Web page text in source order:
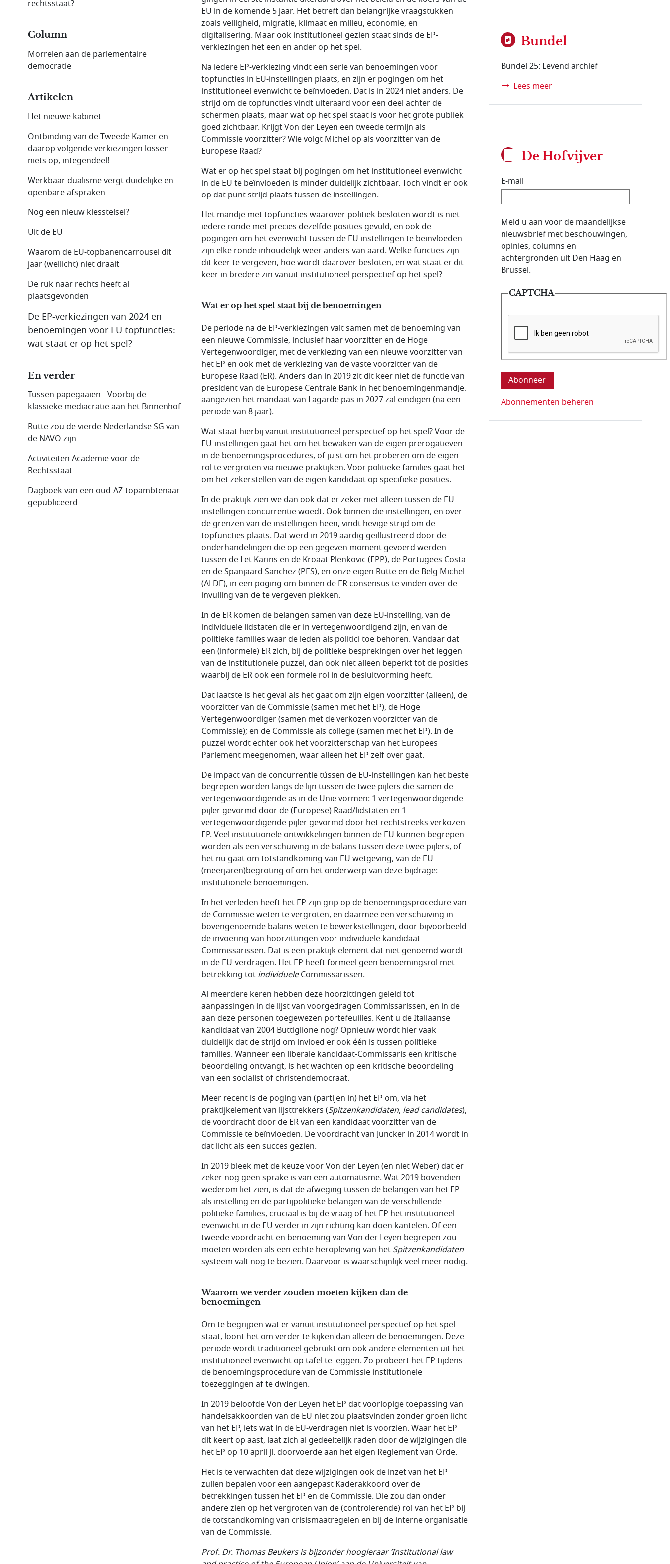
EU in de komende 5 jaar. Het betreft dan belangrijke vraagstukken
zoals veiligheid, migratie, klimaat en milieu, economie, en
digitalisering. Maar ook institutioneel gezien staat sinds de EP-
verkiezingen het een en ander op het spel.
Na iedere EP-verkiezing vindt een serie van benoemingen voor
topfuncties in EU-instellingen plaats, en zijn er pogingen om het
institutioneel evenwicht te beïnvloeden. Dat is in 2024 niet anders. De
strijd om de topfuncties vindt uiteraard voor een deel achter de
schermen plaats, maar wat op het spel staat is voor het grote publiek
goed zichtbaar. Krijgt Von der Leyen een tweede termijn als
Commissie voorzitter? Wie volgt Michel op als voorzitter van de
Europese Raad?
Wat er op het spel staat bij pogingen om het institutioneel evenwicht
in de EU te beïnvloeden is minder duidelijk zichtbaar. Toch vindt er ook
op dat punt strijd plaats tussen de instellingen.
Het mandje met topfuncties waarover politiek besloten wordt is niet
iedere ronde met precies dezelfde posities gevuld, en ook de
pogingen om het evenwicht tussen de EU instellingen te beïnvloeden
zijn elke ronde inhoudelijk weer anders van aard. Welke functies zijn
dit keer te vergeven, hoe wordt daarover besloten, en wat staat er dit
keer in bredere zin vanuit institutioneel perspectief op het spel?
Wat er op het spel staat bij de benoemingen
De periode na de EP-verkiezingen valt samen met de benoeming van
een nieuwe Commissie, inclusief haar voorzitter en de Hoge
Vertegenwoordiger, met de verkiezing van een nieuwe voorzitter van
het EP en ook met de verkiezing van de vaste voorzitter van de
Europese Raad (ER). Anders dan in 2019 zit dit keer niet de functie van
president van de Europese Centrale Bank in het benoemingenmandje,
aangezien het mandaat van Lagarde pas in 2027 zal eindigen (na een
periode van 8 jaar).
Wat staat hierbij vanuit institutioneel perspectief op het spel? Voor de
EU-instellingen gaat het om het bewaken van de eigen prerogatieven
in de benoemingsprocedures, of juist om het proberen om de eigen
rol te vergroten via nieuwe praktijken. Voor politieke families gaat het
om het zekerstellen van de eigen kandidaat op specifieke posities.
In de praktijk zien we dan ook dat er zeker niet alleen tussen de EU-
instellingen concurrentie woedt. Ook binnen die instellingen, en over
de grenzen van de instellingen heen, vindt hevige strijd om de
topfuncties plaats. Dat werd in 2019 aardig geïllustreerd door de
onderhandelingen die op een gegeven moment gevoerd werden
tussen de Let Karins en de Kroaat Plenkovic (EPP), de Portugees Costa
en de Spanjaard Sanchez (PES), en onze eigen Rutte en de Belg Michel
(ALDE), in een poging om binnen de ER consensus te vinden over de
invulling van de te vergeven plekken.
In de ER komen de belangen samen van deze EU-instelling, van de
individuele lidstaten die er in vertegenwoordigend zijn, en van de
politieke families waar de leden als politici toe behoren. Vandaar dat
een (informele) ER zich, bij de politieke besprekingen over het leggen
van de institutionele puzzel, dan ook niet alleen beperkt tot de posities
waarbij de ER ook een formele rol in de besluitvorming heeft.
Dat laatste is het geval als het gaat om zijn eigen voorzitter (alleen), de
voorzitter van de Commissie (samen met het EP), de Hoge
Vertegenwoordiger (samen met de verkozen voorzitter van de
Commissie); en de Commissie als college (samen met het EP). In de
puzzel wordt echter ook het voorzitterschap van het Europees
Parlement meegenomen, waar alleen het EP zelf over gaat.
De impact van de concurrentie tússen de EU-instellingen kan het beste
begrepen worden langs de lijn tussen de twee pijlers die samen de
vertegenwoordigende as in de Unie vormen: 1 vertegenwoordigende
pijler gevormd door de (Europese) Raad/lidstaten en 1
vertegenwoordigende pijler gevormd door het rechtstreeks verkozen
EP. Veel institutionele ontwikkelingen binnen de EU kunnen begrepen
worden als een verschuiving in de balans tussen deze twee pijlers, of
het nu gaat om totstandkoming van EU wetgeving, van de EU
(meerjaren)begroting of om het onderwerp van deze bijdrage:
institutionele benoemingen.
In het verleden heeft het EP zijn grip op de benoemingsprocedure van
de Commissie weten te vergroten, en daarmee een verschuiving in
bovengenoemde balans weten te bewerkstellingen, door bijvoorbeeld
de invoering van hoorzittingen voor individuele kandidaat-
Commissarissen. Dat is een praktijk element dat niet genoemd wordt
in de EU-verdragen. Het EP heeft formeel geen benoemingsrol met
betrekking tot individueleCommissarissen.
Al meerdere keren hebben deze hoorzittingen geleid tot
aanpassingen in de lijst van voorgedragen Commissarissen, en in de
aan deze personen toegewezen portefeuilles. Kent u de Italiaanse
kandidaat van 2004 Buttiglione nog? Opnieuw wordt hier vaak
duidelijk dat de strijd om invloed er ook één is tussen politieke
families. Wanneer een liberale kandidaat-Commissaris een kritische
beoordeling ontvangt, is het wachten op een kritische beoordeling
van een socialist of christendemocraat.
Meer recent is de poging van (partijen in) het EP om, via het
praktijkelement van lijsttrekkers (Spitzenkandidaten, lead candidates),
de voordracht door de ER van een kandidaat voorzitter van de
Commissie te beïnvloeden. De voordracht van Juncker in 2014 wordt in
dat licht als een succes gezien.
In 2019 bleek met de keuze voor Von der Leyen (en niet Weber) dat er
zeker nog geen sprake is van een automatisme. Wat 2019 bovendien
wederom liet zien, is dat de afweging tussen de belangen van het EP
als instelling en de partijpolitieke belangen van de verschillende
politieke families, cruciaal is bij de vraag of het EP het institutioneel
evenwicht in de EU verder in zijn richting kan doen kantelen. Of een
tweede voordracht en benoeming van Von der Leyen begrepen zou
moeten worden als een echte heropleving van het Spitzenkandidaten
systeem valt nog te bezien. Daarvoor is waarschijnlijk veel meer nodig.
Waarom we verder zouden moeten kijken dan de
benoemingen
Om te begrijpen wat er vanuit institutioneel perspectief op het spel
staat, loont het om verder te kijken dan alleen de benoemingen. Deze
periode wordt traditioneel gebruikt om ook andere elementen uit het
institutioneel evenwicht op tafel te leggen. Zo probeert het EP tijdens
de benoemingsprocedure van de Commissie institutionele
toezeggingen af te dwingen.
In 2019 beloofde Von der Leyen het EP dat voorlopige toepassing van
handelsakkoorden van de EU niet zou plaatsvinden zonder groen licht
van het EP, iets wat in de EU-verdragen niet is voorzien. Waar het EP
dit keert op aast, laat zich al gedeeltelijk raden door de wijzigingen die
het EP op 10 april jl. doorvoerde aan het eigen Reglement van Orde.
Het is te verwachten dat deze wijzigingen ook de inzet van het EP
zullen bepalen voor een aangepast Kaderakkoord over de
betrekkingen tussen het EP en de Commissie. Die zou dan onder
andere zien op het vergroten van de (controlerende) rol van het EP bij
de totstandkoming van crisismaatregelen en bij de interne organisatie
van de Commissie.
Prof. Dr. Thomas Beukers is bijzonder hoogleraar ‘Institutional law
rechtsstaat?
Column
Morrelen aan de parlementaire
democratie
Artikelen
Het nieuwe kabinet
Ontbinding van de Tweede Kamer en
daarop volgende verkiezingen lossen
niets op, integendeel!
Werkbaar dualisme vergt duidelijke en
openbare afspraken
Nog een nieuw kiesstelsel?
Uit de EU
Waarom de EU-topbanencarrousel dit
jaar (wellicht) niet draait
De ruk naar rechts heeft al
plaatsgevonden
De EP-verkiezingen van 2024 en
benoemingen voor EU topfuncties:
wat staat er op het spel?
En verder
Tussen papegaaien - Voorbij de
klassieke mediacratie aan het Binnenhof
Rutte zou de vierde Nederlandse SG van
de NAVO zijn
Activiteiten Academie voor de
Rechtsstaat
Dagboek van een oud-AZ-topambtenaar
gepubliceerd
Bundel
Bundel 25: Levend archief
Lees meer
De Hofvijver
E-mail
E-mailadres van de abonnee.
Meld u aan voor de maandelijkse
nieuwsbrief met beschouwingen,
opinies, columns en
achtergronden uit Den Haag en
Brussel.
CAPTCHA
Deze vraag is om te controleren dat u
Abonnementen beheren